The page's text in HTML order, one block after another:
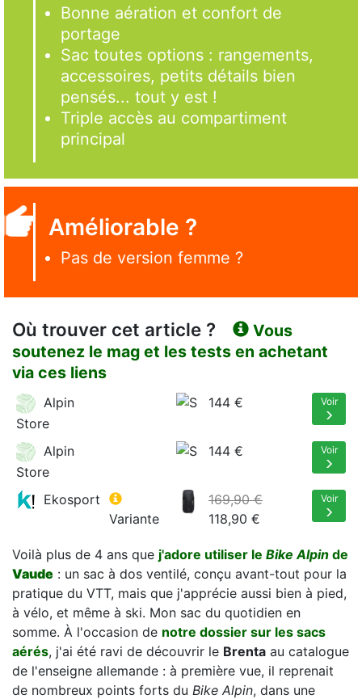
Bonne aération et confort de
portage
Sac toutes options : rangements,
accessoires, petits détails bien
pensés... tout y est !
Triple accès au compartiment
principal
Améliorable ?
Pas de version femme ?
Où trouver cet article ?
Vous
soutenez le mag et les tests en achetant
via ces liens
Alpin
Store
144 € Voir
Alpin
Store
144 € Voir
Ekosport
Variante
169,90 €
118,90 €
Voir
Voilà plus de 4 ans que j'adore utiliser le Bike Alpin de
Vaude : un sac à dos ventilé, conçu avant-tout pour la
pratique du VTT, mais que j'apprécie aussi bien à pied,
à vélo, et même à ski. Mon sac du quotidien en
somme. À l'occasion de notre dossier sur les sacs
aérés, j'ai été ravi de découvrir le Brenta au catalogue
de l'enseigne allemande : à première vue, il reprenait
de nombreux points forts du Bike Alpin, dans une